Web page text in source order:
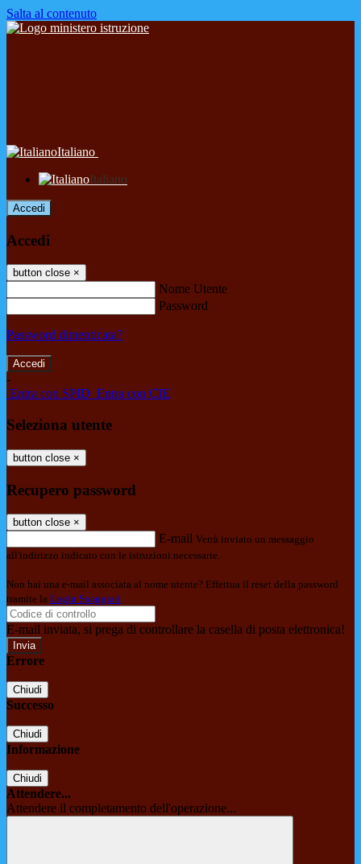
Salta al contenuto
Italiano
Italiano
Accedi
Accedi
button close ×
Nome Utente
Password
Password dimenticata?
-
Entra con SPID Entra con CIE
Seleziona utente
button close ×
Recupero password
button close ×
E-mail Verrà inviato un messaggio
all'indirizzo indicato con le istruzioni necessarie.
Non hai una e-mail associata al nome utente? Effettua il reset della password
tramite la Login Spaggiari
E-mail inviata, si prega di controllare la casella di posta elettronica!
Errore
Chiudi
Successo
Chiudi
Informazione
Chiudi
Attendere...
Attendere il completamento dell'operazione...